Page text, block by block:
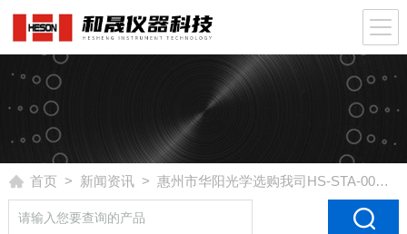
首页 > 新闻资讯> 惠州市华阳光学选购我司HS-STA-002同步热分析仪